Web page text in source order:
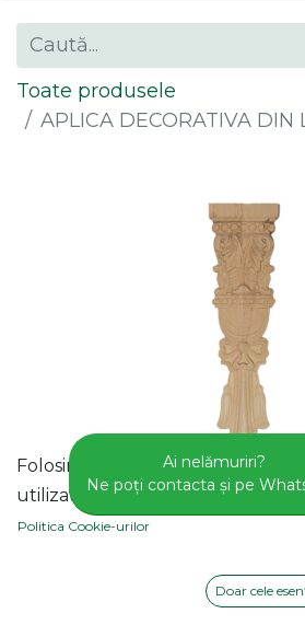
Toate produsele
APLICA DECORATIVA DIN
Folosim cookie-uri pentru a vă
utilizator mai bună pe acest site
Politica Cookie-urilor
Doar cele
Ai nelămuriri?
Ne poți contacta și pe